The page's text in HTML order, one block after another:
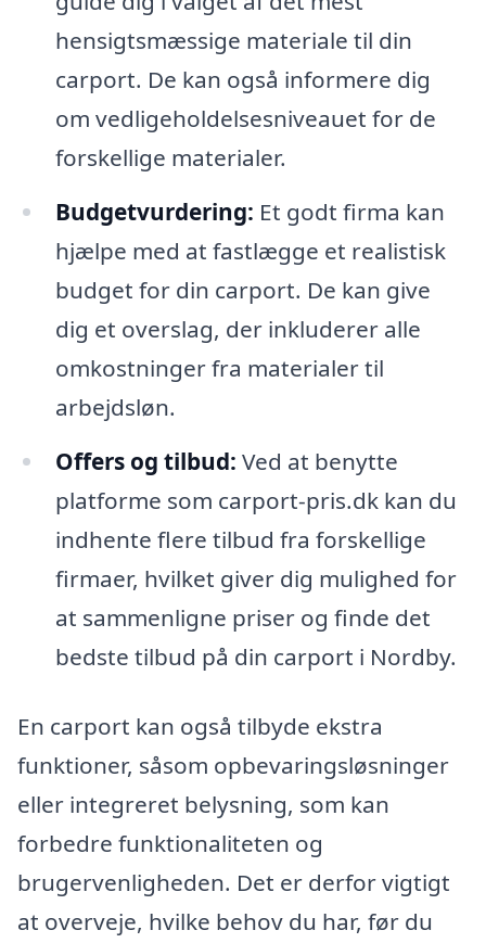
hensigtsmæssige materiale til din
carport. De kan også informere dig
om vedligeholdelsesniveauet for de
forskellige materialer.
Budgetvurdering: Et godt firma kan
hjælpe med at fastlægge et realistisk
budget for din carport. De kan give
dig et overslag, der inkluderer alle
omkostninger fra materialer til
arbejdsløn.
Offers og tilbud: Ved at benytte
platforme som carport-pris.dk kan du
indhente flere tilbud fra forskellige
firmaer, hvilket giver dig mulighed for
at sammenligne priser og finde det
bedste tilbud på din carport i Nordby.
En carport kan også tilbyde ekstra
funktioner, såsom opbevaringsløsninger
eller integreret belysning, som kan
forbedre funktionaliteten og
brugervenligheden. Det er derfor vigtigt
at overveje, hvilke behov du har, før du